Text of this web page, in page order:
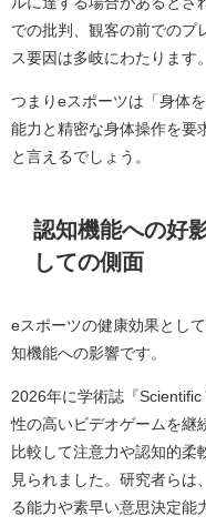
での批判、観客の前でのプ
ス要因は多岐にわたります。
つまりeスポーツは「身体
能力と精密な身体操作を要
と言えるでしょう。
認知機能への好
しての側面
eスポーツの健康効果とし
知機能への影響です。
2026年に学術誌『
性の高いビデオゲームを継
比較して注意力や認知的柔
見られました。研究者らは
る能力や素早い意思決定能